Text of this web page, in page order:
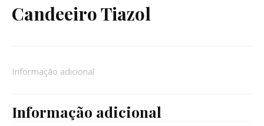
Candeeiro Tiazol
Informação adicional
Informação adicional